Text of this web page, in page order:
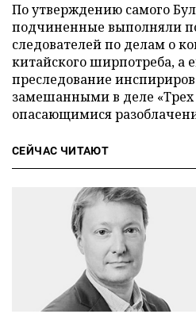
По утверждению самого
подчиненные выполняли
следователей по делам о
китайского ширпотреба, а
преследование
замешанными в деле «Трех
опасающимися
СЕЙЧАС ЧИТАЮТ